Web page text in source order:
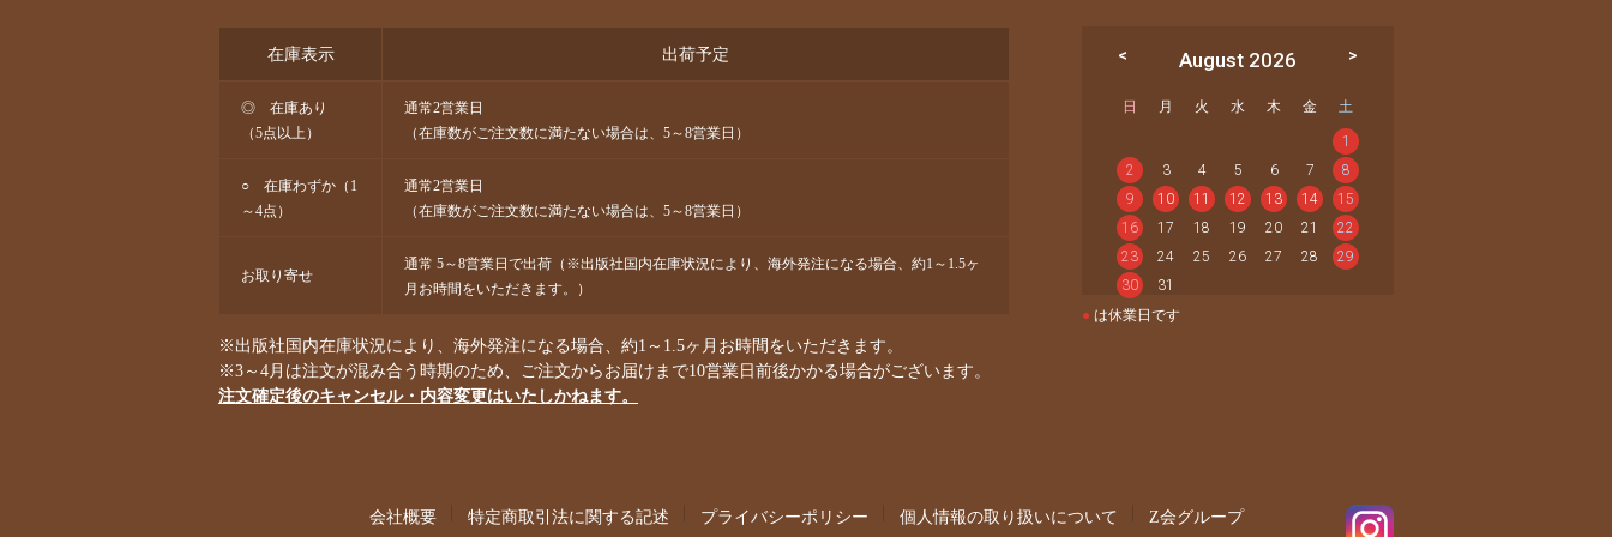
在庫表示 出荷予定
◎ 在庫あり
（5点以上）
通常2営業日
（在庫数がご注文数に満たない場合は、5～8営業日）
○ 在庫わずか（1
～4点）
通常2営業日
（在庫数がご注文数に満たない場合は、5～8営業日）
お取り寄せ
通常 5～8営業日で出荷（※出版社国内在庫状況により、海外発注になる場合、約1～1.5ヶ
月お時間をいただきます。）
※出版社国内在庫状況により、海外発注になる場合、約1～1.5ヶ月お時間をいただきます。
※3～4月は注文が混み合う時期のため、ご注文からお届けまで10営業日前後かかる場合がございます。
注文確定後のキャンセル・内容変更はいたしかねます。
August 2026
日 月 火 水 木 金 土
1
2
3 4 5 6 7
8
9
10 11 12 13 14
15
16
17 18 19 20 21
22
23
24 25 26 27 28
29
30
31
● は休業日です
会社概要 特定商取引法に関する記述 プライバシーポリシー 個人情報の取り扱いについて Z会グループ